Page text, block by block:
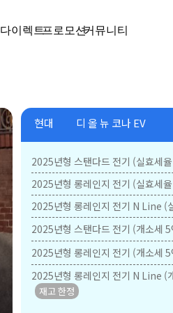
다이렉트프로모션커뮤니티
현대 디 올 뉴 코나 EV
2025년형 스탠다드 전기 (실효세
2025년형 롱레인지 전기 (실효세
2025년형 롱레인지 전기 N Line (
2025년형 스탠다드 전기 (개소세
2025년형 롱레인지 전기 (개소세
2025년형 롱레인지 전기 N Line (